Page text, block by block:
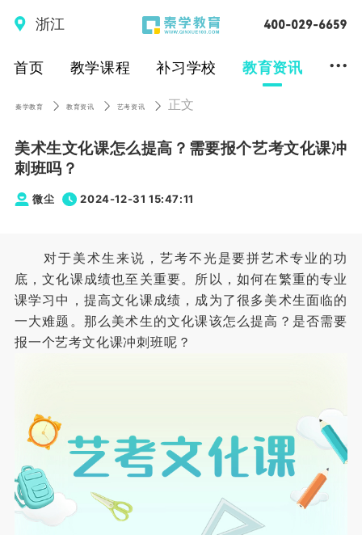
浙江
首页 教学课程 补习学校 教育资讯 ...
秦学教育 教育资讯 艺考资讯 正文
美术生文化课怎么提高？需要报个艺考文化课冲
刺班吗？
微尘 2024-12-31 15:47:11
对于美术生来说，艺考不光是要拼艺术专业的功
底，文化课成绩也至关重要。所以，如何在繁重的专业
课学习中，提高文化课成绩，成为了很多美术生面临的
一大难题。那么美术生的文化课该怎么提高？是否需要
报一个艺考文化课冲刺班呢？